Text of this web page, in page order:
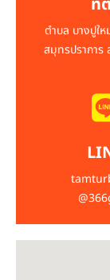
ที่
ตำบล บางปูให
สมุทรปราการ